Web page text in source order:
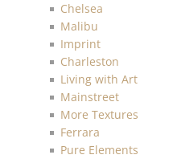
Chelsea
Malibu
Imprint
Charleston
Living with Art
Mainstreet
More Textures
Ferrara
Pure Elements